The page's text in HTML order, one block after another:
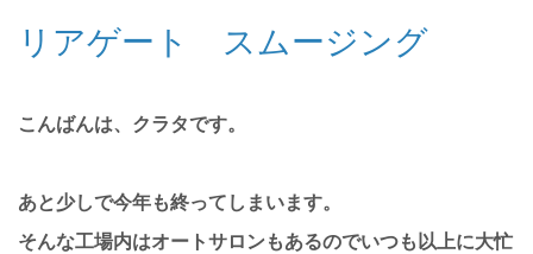
リアゲート スムージング
こんばんは、クラタです。
あと少しで今年も終ってしまいます。
そんな工場内はオートサロンもあるのでいつも以上に大忙